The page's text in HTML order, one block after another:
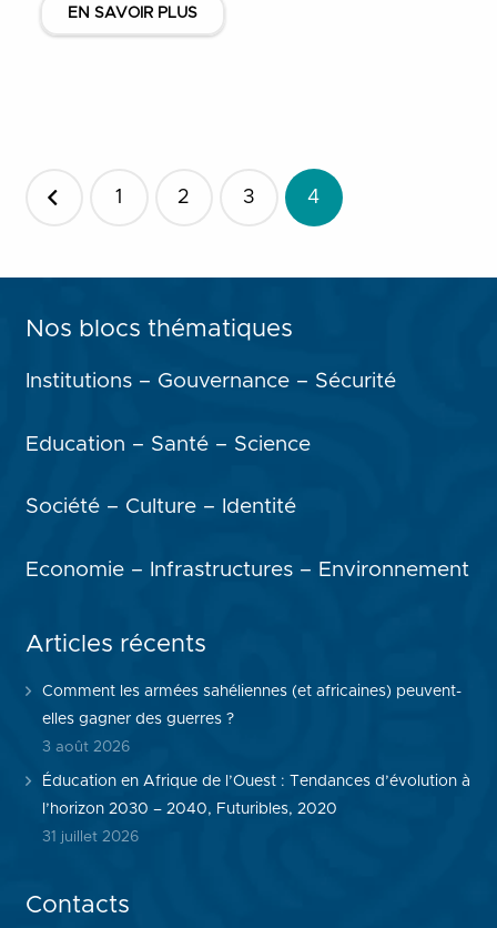
EN SAVOIR PLUS
Pagination
1 2 3 4
Nos blocs thématiques
Institutions – Gouvernance – Sécurité
Education – Santé – Science
Société – Culture – Identité
Economie – Infrastructures – Environnement
Articles récents
Comment les armées sahéliennes (et africaines) peuvent-
elles gagner des guerres ?
3 août 2026
Éducation en Afrique de l’Ouest : Tendances d’évolution à
l’horizon 2030 – 2040, Futuribles, 2020
31 juillet 2026
Contacts